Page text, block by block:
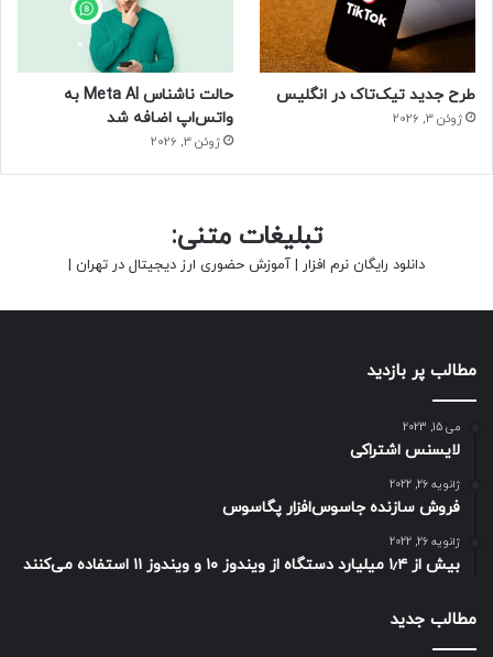
طرح جدید تیک‌تاک در انگلیس
ژوئن 3, 2026
حالت ناشناس Meta AI به
واتس‌اپ اضافه شد
ژوئن 3, 2026
تبلیغات متنی:
دانلود رایگان نرم افزار | آموزش حضوری ارز دیجیتال در تهران |
مطالب پر بازدید
می 15, 2023
لایسنس اشتراکی
ژانویه 26, 2022
فروش سازنده جاسوس‌افزار پگاسوس
ژانویه 26, 2022
بیش از ۱٫۴ میلیارد دستگاه از ویندوز ۱۰ و ویندوز ۱۱ استفاده می‌کنند
مطالب جدید